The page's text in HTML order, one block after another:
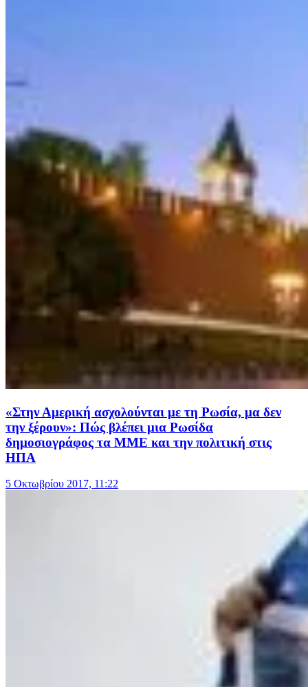
«Στην Αμερική ασχολούνται με τη Ρωσία, μα δεν
την ξέρουν»: Πώς βλέπει μια Ρωσίδα
δημοσιογράφος τα ΜΜΕ και την πολιτική στις
ΗΠΑ
5 Οκτωβρίου 2017, 11:22